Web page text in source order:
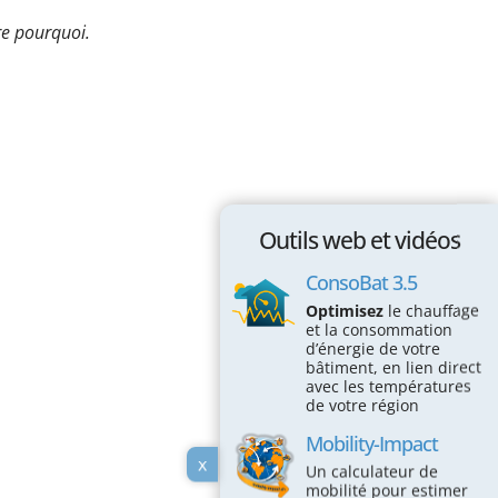
Vraiment durable mon alimentation?
pourquoi.
x
Outils web et vidéos
ConsoBat 3.5
Optimisez le chauffage
et la consommation
d’énergie de votre
bâtiment, en lien direct
avec les températures
de votre région
Mobility-Impact
Un calculateur de
mobilité pour estimer